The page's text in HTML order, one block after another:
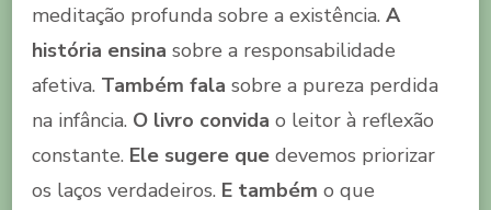
meditação profunda sobre a existência. A
história ensina sobre a responsabilidade
afetiva. Também fala sobre a pureza perdida
na infância. O livro convida o leitor à reflexão
constante. Ele sugere que devemos priorizar
os laços verdadeiros. E também o que